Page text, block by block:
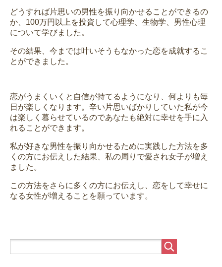
どうすれば片思いの男性を振り向かせることができるの
か、100万円以上を投資して心理学、生物学、男性心理
について学びました。
その結果、今までは叶いそうもなかった恋を成就するこ
とができました。
恋がうまくいくと自信が持てるようになり、何よりも毎
日が楽しくなります。辛い片思いばかりしていた私が今
は楽しく暮らせているのであなたも絶対に幸せを手に入
れることができます。
私が好きな男性を振り向かせるために実践した方法を多
くの方にお伝えした結果、私の周りで愛され女子が増え
ました。
この方法をさらに多くの方にお伝えし、恋をして幸せに
なる女性が増えることを願っています。